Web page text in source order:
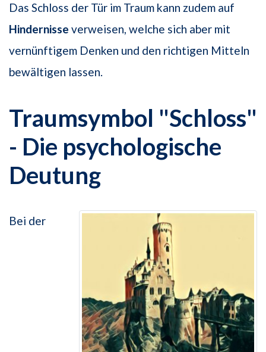
Das Schloss der Tür im Traum kann zudem auf
Hindernisse verweisen, welche sich aber mit
vernünftigem Denken und den richtigen Mitteln
bewältigen lassen.
Traumsymbol "Schloss"
- Die psychologische
Deutung
Bei der